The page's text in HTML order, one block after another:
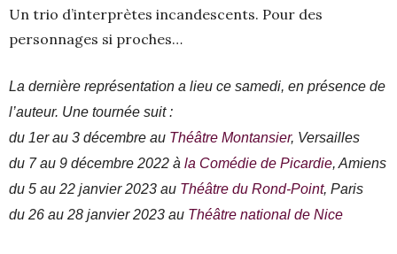
Un trio d’interprètes incandescents. Pour des
personnages si proches…
La dernière représentation a lieu ce samedi, en présence de
l’auteur. Une tournée suit :
du 1er au 3 décembre au Théâtre Montansier, Versailles
du 7 au 9 décembre 2022 à la Comédie de Picardie, Amiens
du 5 au 22 janvier 2023 au Théâtre du Rond-Point, Paris
du 26 au 28 janvier 2023 au Théâtre national de Nice